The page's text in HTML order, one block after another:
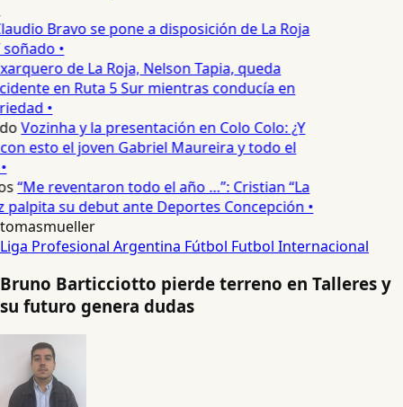
Bravo se pone a disposición de La Roja
•
de La Roja, Nelson Tapia, queda
en Ruta 5 Sur mientras conducía en
•
Vozinha y la presentación en Colo Colo: ¿Y
esto el joven Gabriel Maureira y todo el
“Me reventaron todo el año …”: Cristian “La
palpita su debut ante Deportes Concepción •
tomasmueller
Liga Profesional Argentina Fútbol Futbol Internacional
Bruno Barticciotto pierde terreno en Talleres y
su futuro genera dudas